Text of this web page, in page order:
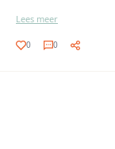
Lees meer
0 0